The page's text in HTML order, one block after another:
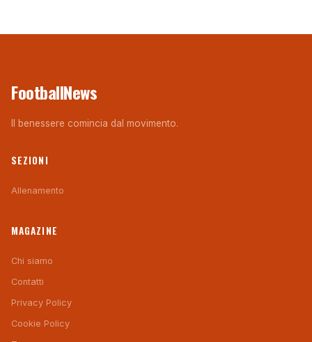
FootballNews
Il benessere comincia dal movimento.
SEZIONI
Allenamento
MAGAZINE
Chi siamo
Contatti
Privacy Policy
Cookie Policy